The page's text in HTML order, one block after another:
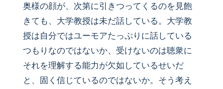
奥様の顔が、次第に引きつってくるのを見飽
きても、大学教授は未だ話している。大学教
授は自分ではユーモアたっぷりに話している
つもりなのではないか、受けないのは聴衆に
それを理解する能力が欠如しているせいだ
と、固く信じているのではないか。そう考え